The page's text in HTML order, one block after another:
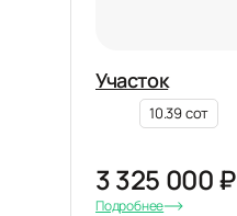
Участок
10.39 сот
3 325 000 ₽
Подробнее